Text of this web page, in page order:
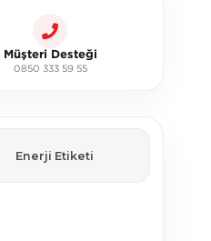
Müşteri Desteği
0850 333 59 55
Enerji Etiketi